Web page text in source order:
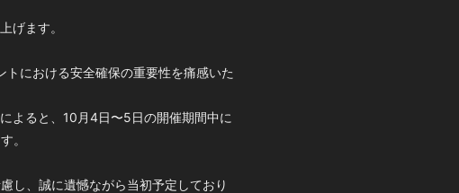
げます。
における安全確保の重要性を痛感いた
よると、10月4日〜5日の開催期間中に
。
し、誠に遺憾ながら当初予定しており